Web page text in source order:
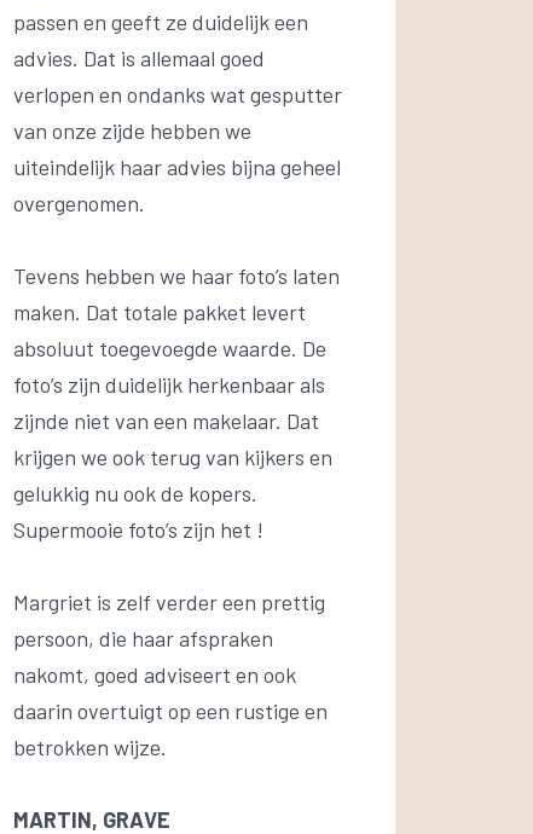
passen en geeft ze duidelijk een
advies. Dat is allemaal goed
verlopen en ondanks wat gesputter
van onze zijde hebben we
uiteindelijk haar advies bijna geheel
overgenomen.
Tevens hebben we haar foto’s laten
maken. Dat totale pakket levert
absoluut toegevoegde waarde. De
foto’s zijn duidelijk herkenbaar als
zijnde niet van een makelaar. Dat
krijgen we ook terug van kijkers en
gelukkig nu ook de kopers.
Supermooie foto’s zijn het !
Margriet is zelf verder een prettig
persoon, die haar afspraken
nakomt, goed adviseert en ook
daarin overtuigt op een rustige en
betrokken wijze.
MARTIN, GRAVE